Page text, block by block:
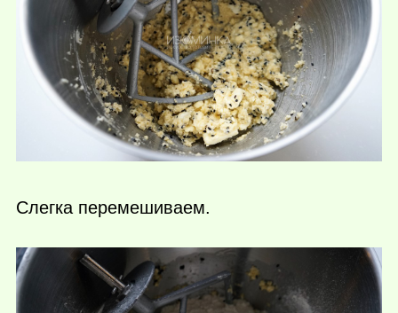
Слегка перемешиваем.